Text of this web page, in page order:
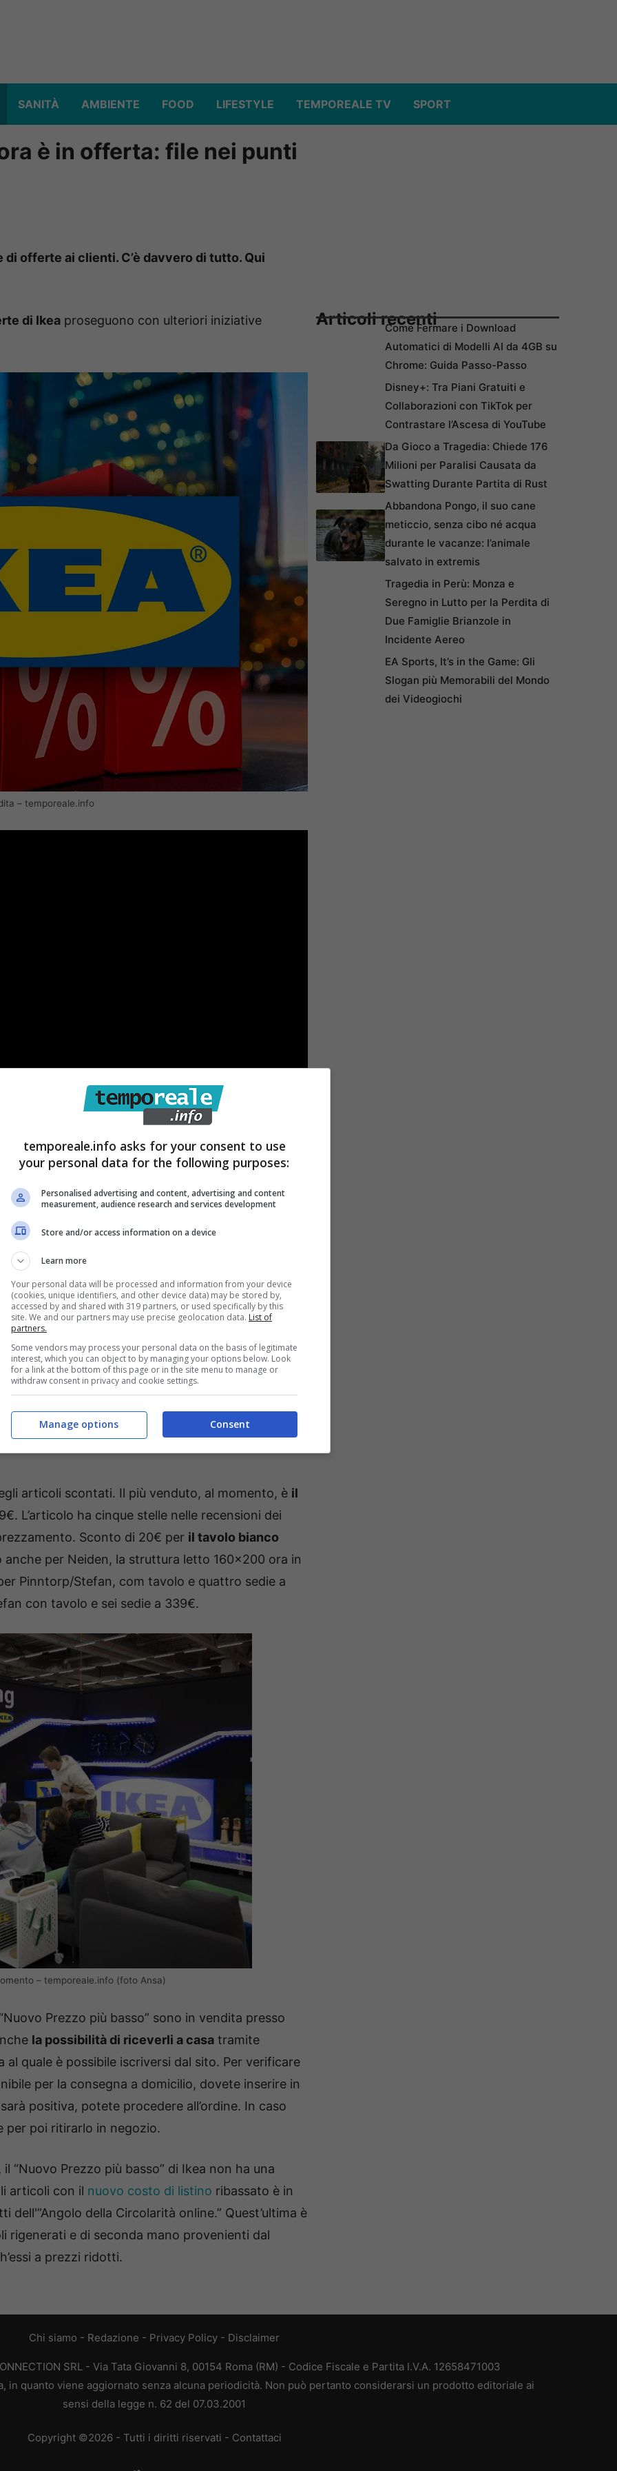
SANITÀ AMBIENTE FOOD LIFESTYLE TEMPOREALE TV SPORT
è in offerta: file nei punti
di offerte ai clienti. C’è davvero di tutto. Qui
di Ikea proseguono con ulteriori iniziative
– temporeale.info
state cercando soluzioni per l’arredamento
sempre la sezione Offerte del sito ufficiale
come quella che stiamo per presentarvi. Si tratta
con cui Ikea presenta tutti gli articoli che hanno
inferiore a quello precedente.
dedicato all’iniziativa, potrete subito visionare
in cui vi scriviamo sono 27 ma l’elenco è in
aggiunte quotidiane. Per facilitare la navigazione,
che permettono di affinare la ricerca per
misure e materiale.
Ikea, ecco le occasioni del
articoli scontati. Il più venduto, al momento, è il
L’articolo ha cinque stelle nelle recensioni dei
Sconto di 20€ per il tavolo bianco
anche per Neiden, la struttura letto 160×200 ora in
Pinntorp/Stefan, com tavolo e quattro sedie a
con tavolo e sei sedie a 339€.
– temporeale.info (foto Ansa)
Prezzo più basso” sono in vendita presso
la possibilità di riceverli a casa tramite
al quale è possibile iscriversi dal sito. Per verificare
per la consegna a domicilio, dovete inserire in
positiva, potete procedere all’ordine. In caso
per poi ritirarlo in negozio.
“Nuovo Prezzo più basso” di Ikea non ha una
articoli con il nuovo costo di listino ribassato è in
della Circolarità online.” Quest’ultima è
rigenerati e di seconda mano provenienti dal
a prezzi ridotti.
Articoli recentiCome Fermare i Download
Automatici di Modelli AI da 4GB su
Chrome: Guida Passo-Passo
Disney+: Tra Piani Gratuiti e
Collaborazioni con TikTok per
Contrastare l’Ascesa di YouTube
Da Gioco a Tragedia: Chiede 176
Milioni per Paralisi Causata da
Swatting Durante Partita di Rust
Abbandona Pongo, il suo cane
meticcio, senza cibo né acqua
durante le vacanze: l’animale
salvato in extremis
Tragedia in Perù: Monza e
Seregno in Lutto per la Perdita di
Due Famiglie Brianzole in
Incidente Aereo
EA Sports, It’s in the Game: Gli
Slogan più Memorabili del Mondo
dei Videogiochi
Chi siamo - Redazione - Privacy Policy - Disclaimer
SRL - Via Tata Giovanni 8, 00154 Roma (RM) - Codice Fiscale e Partita I.V.A. 12658471003
in quanto viene aggiornato senza alcuna periodicità. Non può pertanto considerarsi un prodotto editoriale ai
sensi della legge n. 62 del 07.03.2001
Copyright ©2026 - Tutti i diritti riservati - Contattaci
temporeale.info asks for your consent to use
your personal data for the following purposes:
Personalised advertising and content, advertising and content
measurement, audience research and services development
Store and/or access information on a device
Learn more
Your personal data will be processed and information from your device
(cookies, unique identifiers, and other device data) may be stored by,
accessed by and shared with 319 partners, or used specifically by this
site. We and our partners may use precise geolocation data. List of
partners.
Some vendors may process your personal data on the basis of legitimate
interest, which you can object to by managing your options below. Look
for a link at the bottom of this page or in the site menu to manage or
withdraw consent in privacy and cookie settings.
Consent
Manage options